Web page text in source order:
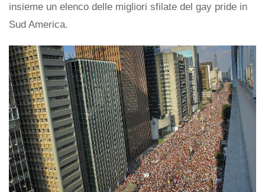
insieme un elenco delle migliori sfilate del gay pride in
Sud America.